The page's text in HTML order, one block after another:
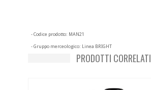
- Codice prodotto: MAN21
- Gruppo merceologico: Linea BRIGHT
PRODOTTI CORRELATI